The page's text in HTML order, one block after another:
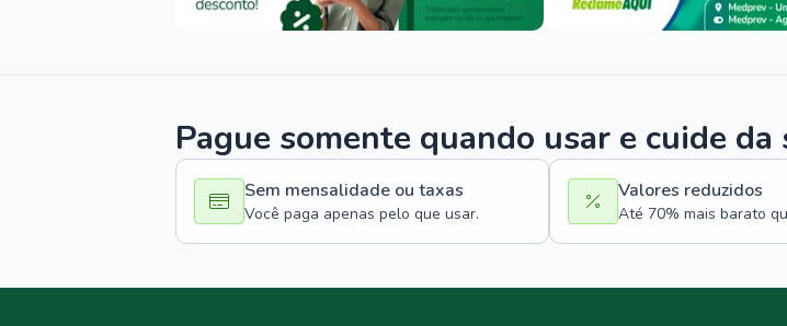
Pague somente quando usar e cuide da
Sem mensalidade ou taxas
Você paga apenas pelo que usar.
Valores reduzidos
Até 70% mais barato